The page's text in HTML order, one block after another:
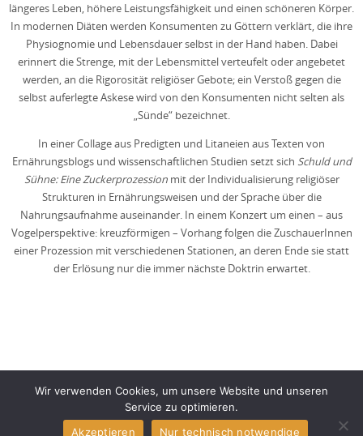
längeres Leben, höhere Leistungsfähigkeit und einen schöneren Körper.
In modernen Diäten werden Konsumenten zu Göttern verklärt, die ihre
Physiognomie und Lebensdauer selbst in der Hand haben. Dabei
erinnert die Strenge, mit der Lebensmittel verteufelt oder angebetet
werden, an die Rigorosität religiöser Gebote; ein Verstoß gegen die
selbst auferlegte Askese wird von den Konsumenten nicht selten als
„Sünde“ bezeichnet.
In einer Collage aus Predigten und Litaneien aus Texten von
Ernährungsblogs und wissenschaftlichen Studien setzt sich Schuld und
Sühne: Eine Zuckerprozession mit der Individualisierung religiöser
Strukturen in Ernährungsweisen und der Sprache über die
Nahrungsaufnahme auseinander. In einem Konzert um einen – aus
Vogelperspektive: kreuzförmigen – Vorhang folgen die ZuschauerInnen
einer Prozession mit verschiedenen Stationen, an deren Ende sie statt
der Erlösung nur die immer nächste Doktrin erwartet.
Impressum und Datenschutz
Wir verwenden Cookies, um unsere Website und unseren
Service zu optimieren.
Akzeptieren
Nur technisch notwendige